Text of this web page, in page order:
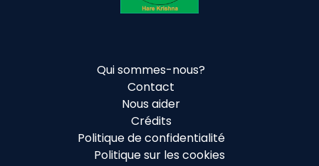
Qui sommes-nous?
Contact
Nous aider
Crédits
Politique de confidentialité
Politique sur les cookies